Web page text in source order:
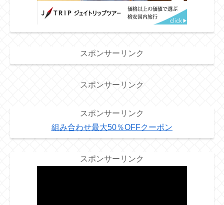
スポンサーリンク
スポンサーリンク
スポンサーリンク
組み合わせ最大50％OFFクーポン
スポンサーリンク